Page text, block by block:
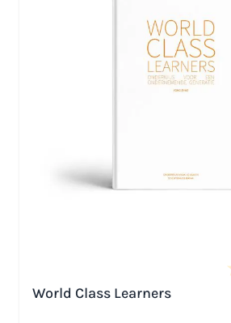
World Class Learners